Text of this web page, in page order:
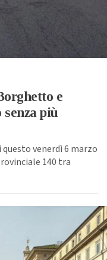
e
più
questo venerdì 6 marzo
140 tra